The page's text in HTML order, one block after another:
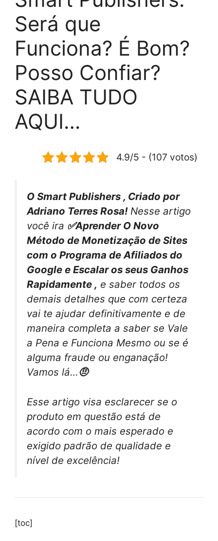
Será que
Funciona? É Bom?
Posso Confiar?
SAIBA TUDO
AQUI…
4.9/5 - (107 votos)
O Smart Publishers , Criado por
Adriano Terres Rosa! Nesse artigo
você ira ✅Aprender O Novo
Método de Monetização de Sites
com o Programa de Afiliados do
Google e Escalar os seus Ganhos
Rapidamente , e saber todos os
demais detalhes que com certeza
vai te ajudar definitivamente e de
maneira completa a saber se Vale
a Pena e Funciona Mesmo ou se é
alguma fraude ou enganação!
Vamos lá…🤨
Esse artigo visa esclarecer se o
produto em questão está de
acordo com o mais esperado e
exigido padrão de qualidade e
nível de excelência!
[toc]